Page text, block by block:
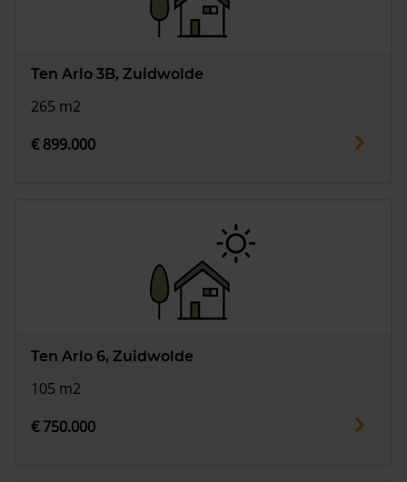
Ten Arlo 3B, Zuidwolde
265 m2
€ 899.000
Ten Arlo 6, Zuidwolde
105 m2
€ 750.000